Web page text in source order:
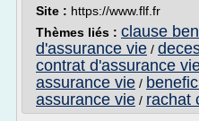
Site : https://www.flf.fr
Thèmes liés : clause
d'assurance vie /
contrat d'assurance
assurance vie /
assurance vie / rachat